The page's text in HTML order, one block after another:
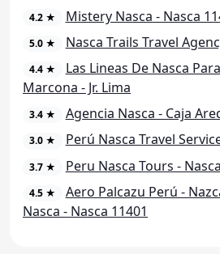
4.2 ★ Mistery Nasca - Nasca
5.0 ★ Nasca Trails Travel
4.4 ★
Las Lineas De Nasca
Marcona - Jr. Lima
3.4 ★ Agencia Nasca - Caja
3.0 ★ Perú Nasca Travel
3.7 ★ Peru Nasca Tours -
4.5 ★
Aero Palcazu Perú -
Nasca - Nasca 11401